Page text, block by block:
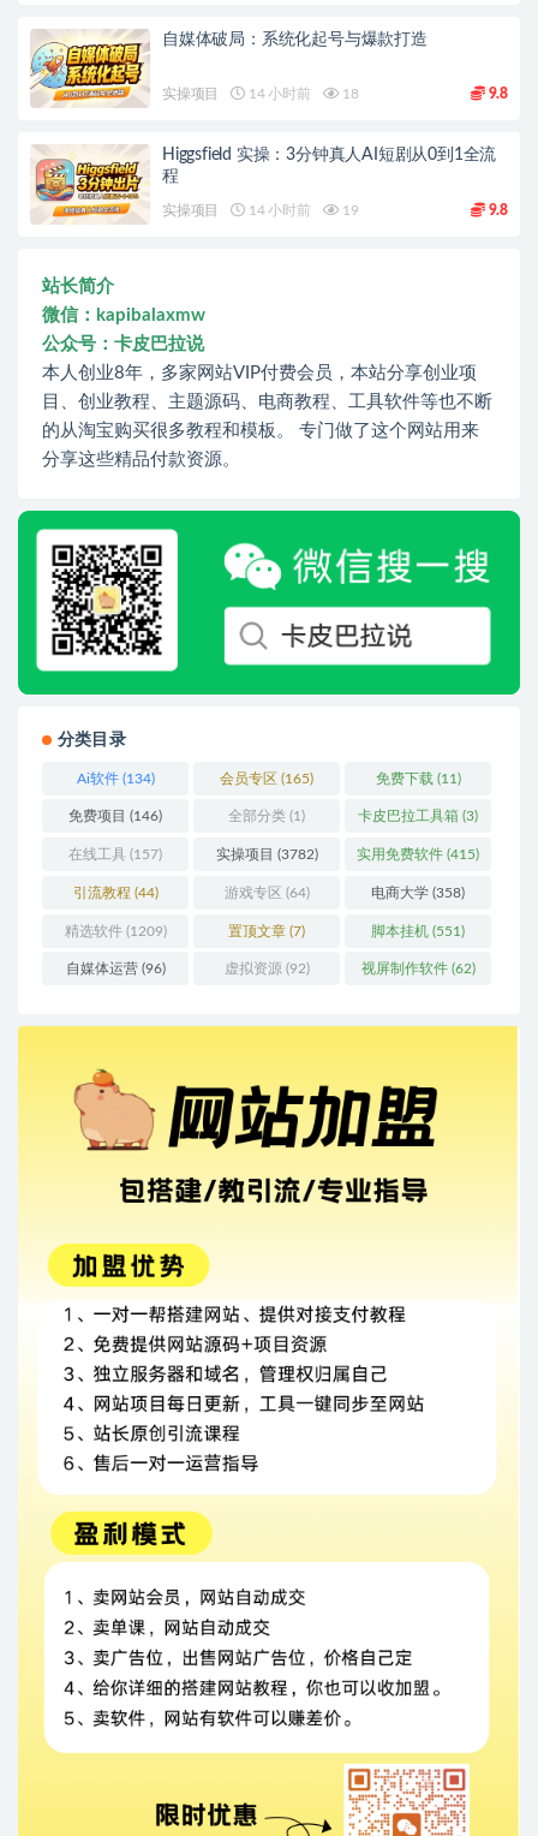
自媒体破局：系统化起号与爆款打造
实操项目 14 小时前 18 9.8
Higgsfield 实操：3分钟真人AI短剧从0到1全流
程
实操项目 14 小时前 19 9.8
站长简介
微信：kapibalaxmw
公众号：卡皮巴拉说
本人创业8年，多家网站VIP付费会员，本站分享创业项
目、创业教程、主题源码、电商教程、工具软件等也不断
的从淘宝购买很多教程和模板。 专门做了这个网站用来
分享这些精品付款资源。
分类目录
Ai软件(134) 会员专区 (165) 免费下载 (11)
免费项目 (146) 全部分类 (1) 卡皮巴拉工具箱 (3)
在线工具 (157) 实操项目 (3782) 实用免费软件 (415)
引流教程 (44) 游戏专区 (64) 电商大学 (358)
精选软件(1209) 置顶文章 (7) 脚本挂机 (551)
自媒体运营(96) 虚拟资源(92) 视屏制作软件(62)